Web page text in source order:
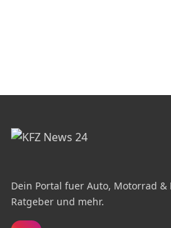
Dein Portal fuer Auto, Motorrad
Ratgeber und mehr.